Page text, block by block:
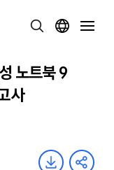
노트북 9
사